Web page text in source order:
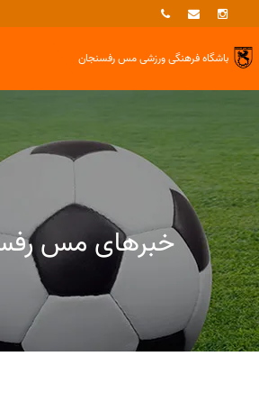
باشگاه فرهنگی ورزشیمس رفسنجان
خبرهای مس
خبرها ساير